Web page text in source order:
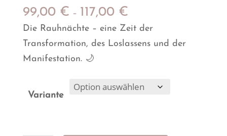
99,00 € – 117,00 €
Die Rauhnächte – eine Zeit der
Transformation, des Loslassens und der
Manifestation. 🌙
Variante